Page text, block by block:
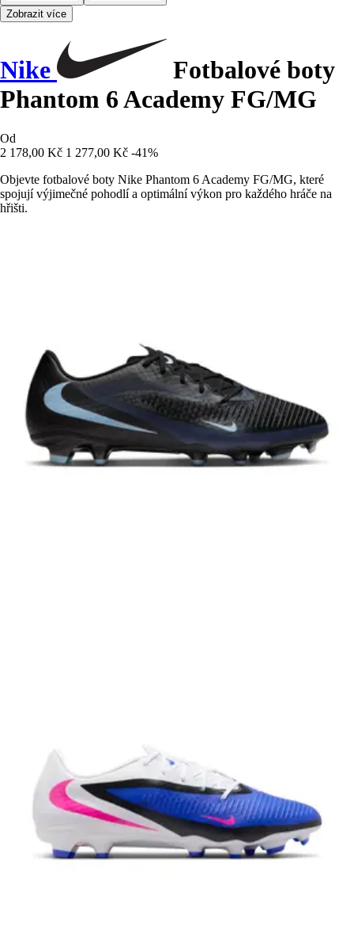
Zobrazit více
Nike
Fotbalové boty
Phantom 6 Academy FG/MG
Od
2 178,00 Kč 1 277,00 Kč -41%
Objevte fotbalové boty Nike Phantom 6 Academy FG/MG, které
spojují výjimečné pohodlí a optimální výkon pro každého hráče na
hřišti.